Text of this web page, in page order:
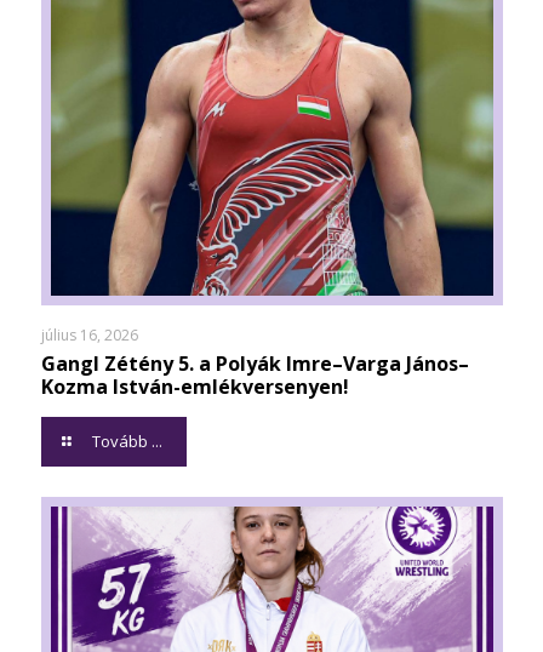
július 16, 2026
Gangl Zétény 5. a Polyák Imre–Varga János–
Kozma István-emlékversenyen!
Tovább ...